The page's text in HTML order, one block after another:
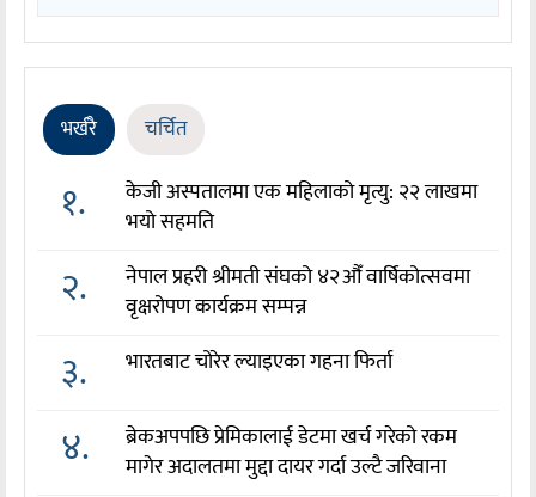
भर्खरै चर्चित
१.
केजी अस्पतालमा एक महिलाको मृत्यु: २२ लाखमा
भयो सहमति
२.
नेपाल प्रहरी श्रीमती संघको ४२औँ वार्षिकोत्सवमा
वृक्षरोपण कार्यक्रम सम्पन्न
३. भारतबाट चोरेर ल्याइएका गहना फिर्ता
४.
ब्रेकअपपछि प्रेमिकालाई डेटमा खर्च गरेको रकम
मागेर अदालतमा मुद्दा दायर गर्दा उल्टै जरिवाना